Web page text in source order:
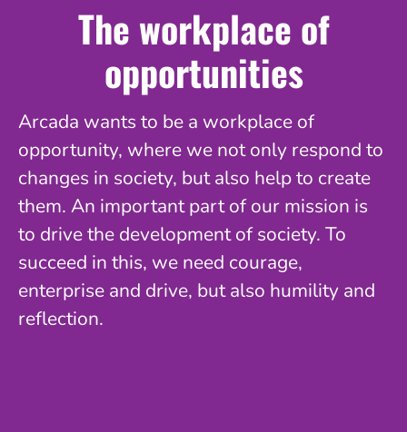
The workplace of
opportunities
Arcada wants to be a workplace of
opportunity, where we not only respond to
changes in society, but also help to create
them. An important part of our mission is
to drive the development of society. To
succeed in this, we need courage,
enterprise and drive, but also humility and
reflection.